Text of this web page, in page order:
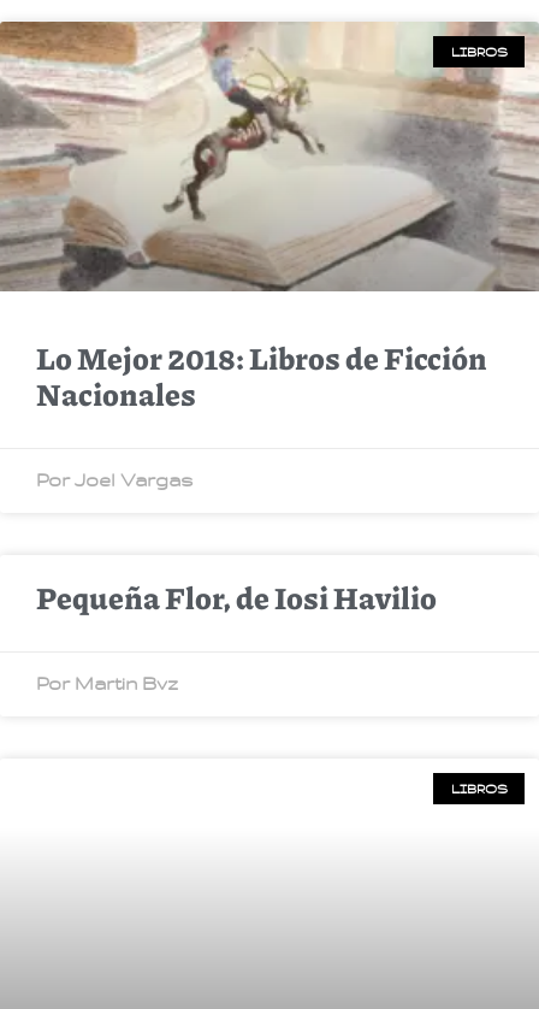
LIBROS
Lo Mejor 2018: Libros de Ficción
Nacionales
Por Joel Vargas
Pequeña Flor, de Iosi Havilio
Por Martin Bvz
LIBROS